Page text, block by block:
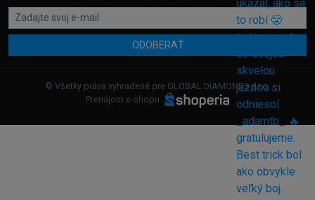
ODOBERAŤ
© Všetky práva vyhradené pre GLOBAL DIAMONDS s.r.o.
Prenájom e-shopu